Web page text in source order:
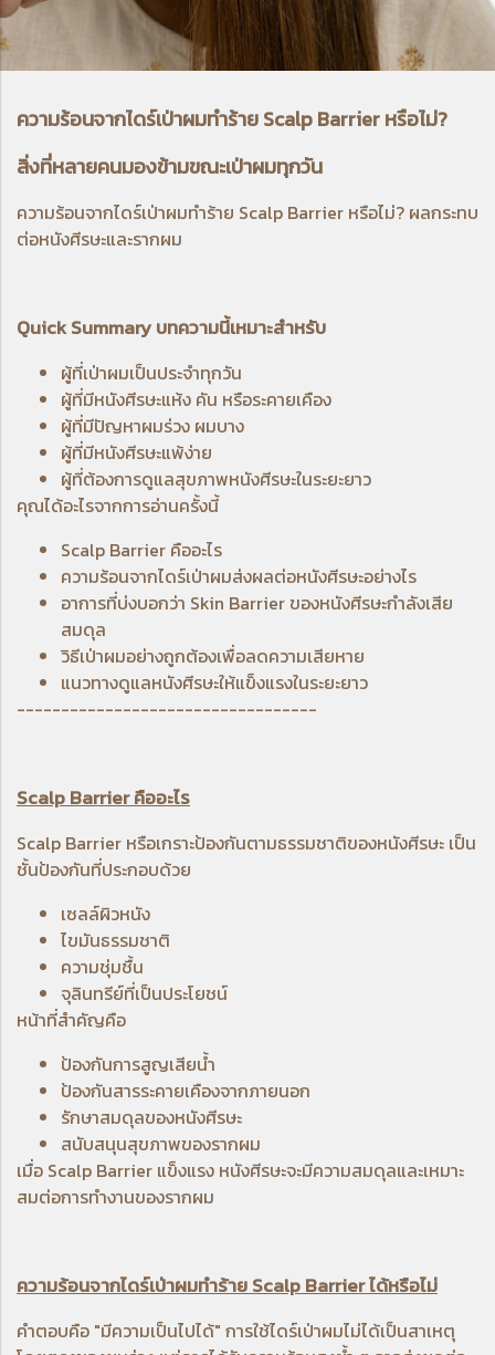
ความร้อนจากไดร์เป่าผมทำร้าย Scalp Barrier หรือไม่?
สิ่งที่หลายคนมองข้ามขณะเป่าผมทุกวัน
ความร้อนจากไดร์เป่าผมทำร้าย Scalp Barrier หรือไม่? ผลกระทบ
ต่อหนังศีรษะและรากผม
Quick Summary บทความนี้เหมาะสำหรับ
ผู้ที่เป่าผมเป็นประจำทุกวัน
ผู้ที่มีหนังศีรษะแห้ง คัน หรือระคายเคือง
ผู้ที่มีปัญหาผมร่วง ผมบาง
ผู้ที่มีหนังศีรษะแพ้ง่าย
ผู้ที่ต้องการดูแลสุขภาพหนังศีรษะในระยะยาว
คุณได้อะไรจากการอ่านครั้งนี้
Scalp Barrier คืออะไร
ความร้อนจากไดร์เป่าผมส่งผลต่อหนังศีรษะอย่างไร
อาการที่บ่งบอกว่า Skin Barrier ของหนังศีรษะกำลังเสีย
สมดุล
วิธีเป่าผมอย่างถูกต้องเพื่อลดความเสียหาย
แนวทางดูแลหนังศีรษะให้แข็งแรงในระยะยาว
----------------------------------
Scalp Barrier คืออะไร
Scalp Barrier หรือเกราะป้องกันตามธรรมชาติของหนังศีรษะ เป็น
ชั้นป้องกันที่ประกอบด้วย
เซลล์ผิวหนัง
ไขมันธรรมชาติ
ความชุ่มชื้น
จุลินทรีย์ที่เป็นประโยชน์
หน้าที่สำคัญคือ
ป้องกันการสูญเสียน้ำ
ป้องกันสารระคายเคืองจากภายนอก
รักษาสมดุลของหนังศีรษะ
สนับสนุนสุขภาพของรากผม
เมื่อ Scalp Barrier แข็งแรง หนังศีรษะจะมีความสมดุลและเหมาะ
สมต่อการทำงานของรากผม
ความร้อนจากไดร์เป่าผมทำร้าย Scalp Barrier ได้หรือไม่
คำตอบคือ "มีความเป็นไปได้" การใช้ไดร์เป่าผมไม่ได้เป็นสาเหตุ